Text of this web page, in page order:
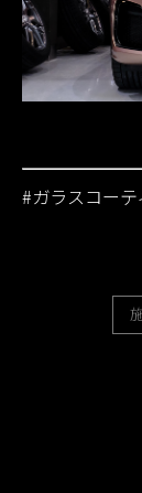
#ガラスコー